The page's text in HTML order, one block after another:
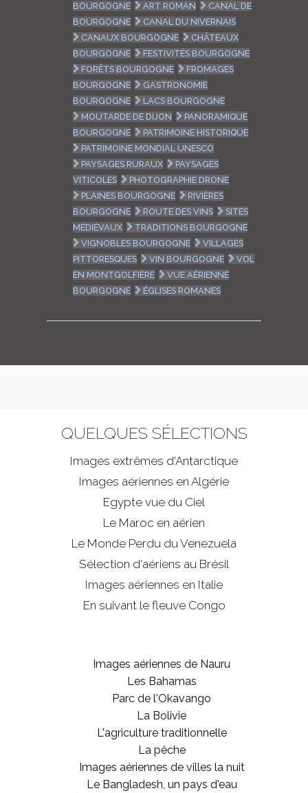
BOURGOGNE
ART ROMAN
CANAL DE
BOURGOGNE
CANAL DU NIVERNAIS
CANAUX BOURGOGNE
CHÂTEAUX
BOURGOGNE
FESTIVITÉS BOURGOGNE
FORÊTS BOURGOGNE
FROMAGES
BOURGOGNE
GASTRONOMIE
BOURGOGNE
LACS BOURGOGNE
MOUTARDE DE DIJON
PANORAMIQUE
BOURGOGNE
PATRIMOINE HISTORIQUE
PATRIMOINE MONDIAL UNESCO
PAYSAGES RURAUX
PAYSAGES
VITICOLES
PHOTOGRAPHIE DRONE
PLAINES BOURGOGNE
RIVIÈRES
BOURGOGNE
ROUTE DES VINS
SITES
MÉDIÉVAUX
TRADITIONS BOURGOGNE
VIGNOBLES BOURGOGNE
VILLAGES
PITTORESQUES
VIN BOURGOGNE
VOL
EN MONTGOLFIÈRE
VUE AÉRIENNE
BOURGOGNE
ÉGLISES ROMANES
QUELQUES SÉLECTIONS
Images extrêmes d'Antarctique
Images aériennes en Algérie
Egypte vue du Ciel
Le Maroc en aérien
Le Monde Perdu du Venezuela
Sélection d'aériens au Brésil
Images aériennes en Italie
En suivant le fleuve Congo
Images aériennes de Nauru
Les Bahamas
Parc de l'Okavango
La Bolivie
L'agriculture traditionnelle
La pêche
Images aériennes de villes la nuit
Le Bangladesh, un pays d'eau